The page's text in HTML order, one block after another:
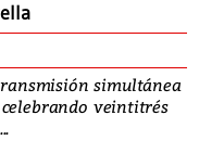
simultánea
veintitrés